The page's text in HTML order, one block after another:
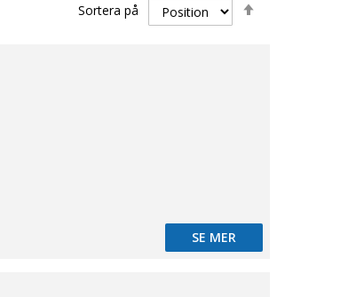
Sortera på
SE MER